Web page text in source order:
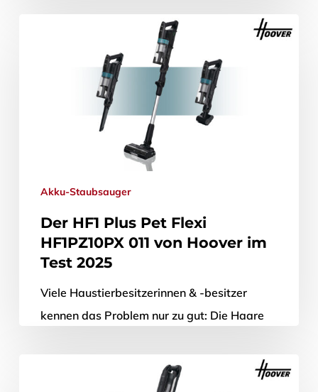
selbstständig arbeitenden…
26. November 2025
Akku-Staubsauger
Der HF1 Plus Pet Flexi
HF1PZ10PX 011 von Hoover im
Test 2025
Viele Haustierbesitzerinnen & -besitzer
kennen das Problem nur zu gut: Die Haare
Kaninchen und Meerschweinchen finden sich